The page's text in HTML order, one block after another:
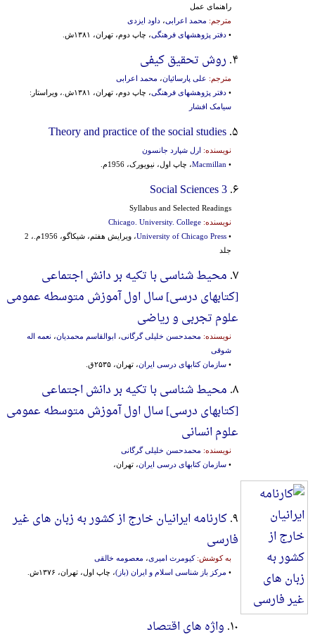
راهنمای عمل
مترجم: محمد اعرابی، داود ایزدی
• دفتر پژوهشهای فرهنگی، چاپ دوم، تهران، ۱۳۸۱ش.
۴. روش تحقیق کیفی
مترجم: علی پارسائیان، محمد اعرابی
• دفتر پژوهشهای فرهنگی، چاپ دوم، تهران، ۱۳۸۱ش.، ویراستار:
سیامک افشار
۵. Theory and practice of the social studies
نویسنده: ارل شپارد جانسون
•
Macmillan، چاپ اول، نیویورک، 1956م.
۶. Social Sciences 3
Syllabus and Selected Readings
نویسنده: Chicago. University. College
•
University of Chicago Press
، ویرایش هفتم، شیکاگو، 1956م.، 2
جلد
۷. محیط شناسی با تکیه بر دانش اجتماعی
[کتابهای‌ درسی‌] سال‌ اول‌ آموزش‌ متوسطه‌ عمومی‌
علوم‌ تجربی‌ و ریاضی‌
نویسنده: محمدحسن خلیلی گرگانی، ابوالقاسم محمدیان، نعمه اله
شوقی
• سازمان کتابهای درسی ایران، تهران، ۲۵۳۵ق.
۸. محیط شناسی با تکیه بر دانش اجتماعی
[کتابهای‌ درسی‌] سال‌ اول‌ آموزش‌ متوسطه‌ عمومی‌
علوم‌ انسانی
نویسنده: محمدحسن خلیلی گرگانی
• سازمان کتابهای درسی ایران، تهران،
۹. کارنامه ایرانیان خارج از کشور به زبان های غیر
فارسی
به کوشش:کیومرث امیری، معصومه خالقی
• مرکز باز شناسی اسلام و ایران (باز)، چاپ اول، تهران، ۱۳۷۶ش.
۱۰. واژه های اقتصاد